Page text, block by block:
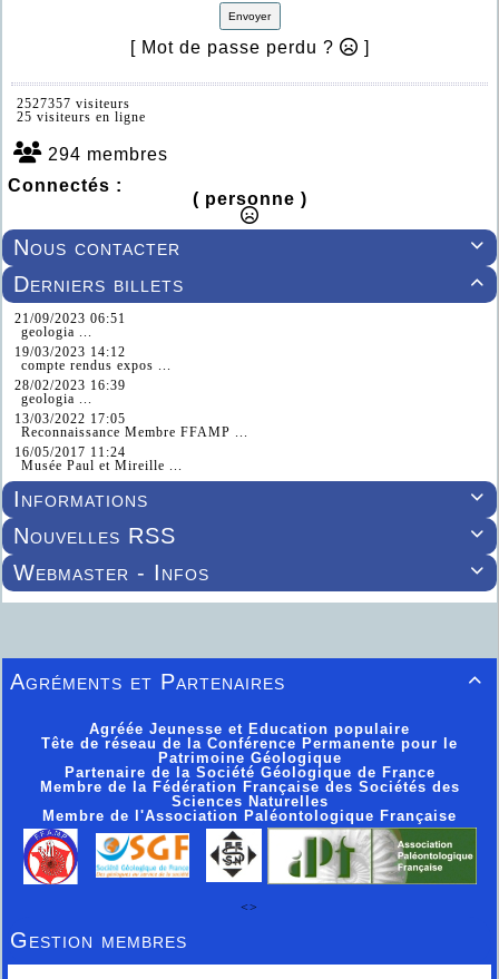
Envoyer
[ Mot de passe perdu ? ]
2527357 visiteurs
25 visiteurs en ligne
294 membres
Connectés :
( personne )

Nous contacter

Derniers billets
21/09/2023 06:51
geologia ...
19/03/2023 14:12
compte rendus expos ...
28/02/2023 16:39
geologia ...
13/03/2022 17:05
Reconnaissance Membre FFAMP ...
16/05/2017 11:24
Musée Paul et Mireille ...

Informations

Nouvelles RSS

Webmaster - Infos

Agréments et Partenaires
Agréée Jeunesse et Education populaire
Tête de réseau de la Conférence Permanente pour le
Patrimoine Géologique
Partenaire de la Société Géologique de France
Membre de la Fédération Française des Sociétés des
Sciences Naturelles
Membre de l'Association Paléontologique Française
<>
Gestion membres